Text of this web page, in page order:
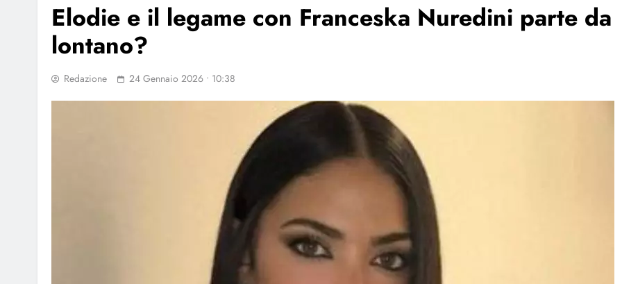
Elodie e il legame con Franceska Nuredini parte da
lontano?
Redazione 24 Gennaio 2026 • 10:38